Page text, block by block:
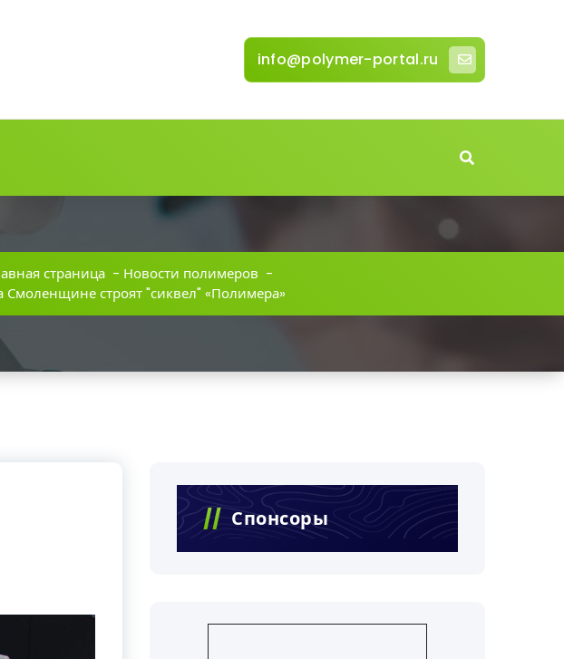
info@polymer-portal.ru
страница - Новости полимеров -
Смоленщине строят "сиквел" «Полимера»
Спонсоры